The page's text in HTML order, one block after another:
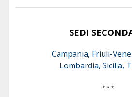
SEDI
Campania, Friuli-
Lombardia, Sicilia,
* * *